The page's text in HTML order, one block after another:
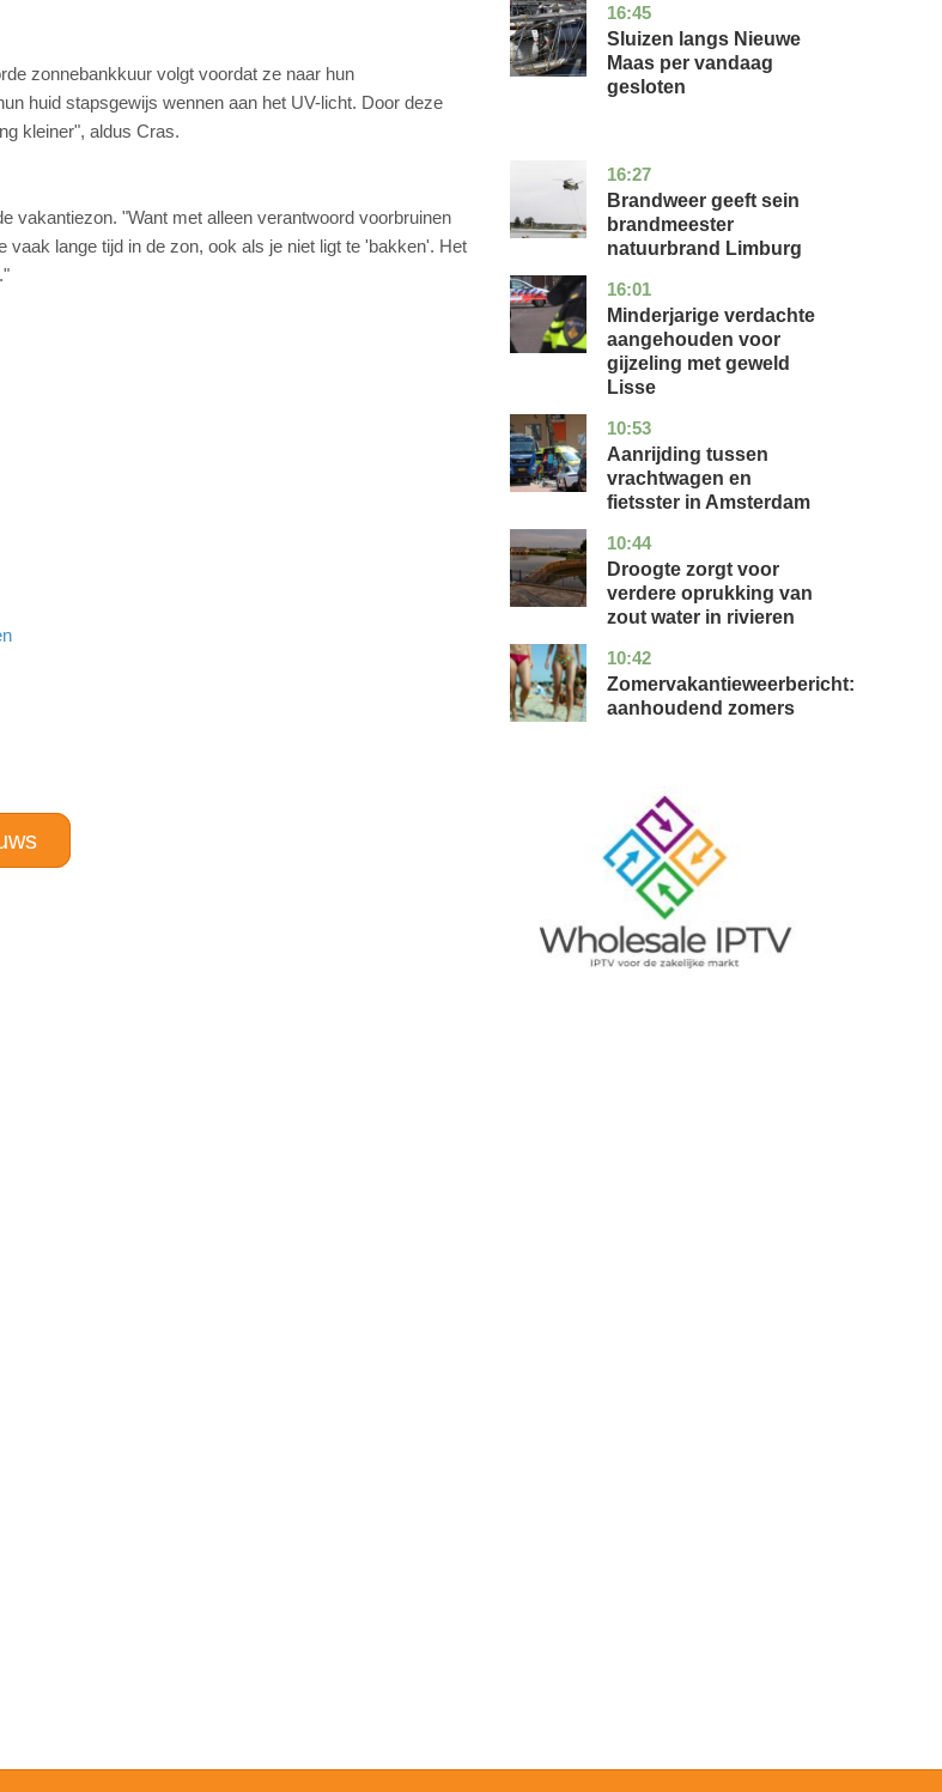
zonnebankkuur volgt voordat ze naar hun
huid stapsgewijs wennen aan het UV-licht. Door deze
kleiner", aldus Cras.
vakantiezon. "Want met alleen verantwoord voorbruinen
lange tijd in de zon, ook als je niet ligt te 'bakken'. Het
16:45
zuid-
holland
nieuws
Sluizen langs Nieuwe
Maas per vandaag
gesloten
16:27
limburg
nieuws
Brandweer geeft sein
brandmeester
natuurbrand Limburg
16:01
zuid-
holland
nieuws
Minderjarige verdachte
aangehouden voor
gijzeling met geweld
Lisse
10:53
noord-
holland
nieuws
Aanrijding tussen
vrachtwagen en
fietsster in Amsterdam
10:44
gelderland
nieuws
Droogte zorgt voor
verdere oprukking van
zout water in rivieren
10:42
utrecht
nieuws
Zomervakantieweerbericht:
aanhoudend zomers